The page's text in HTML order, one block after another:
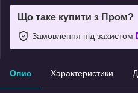
Що таке купити з Пром?
Замовлення під захистом
Опис Характеристики